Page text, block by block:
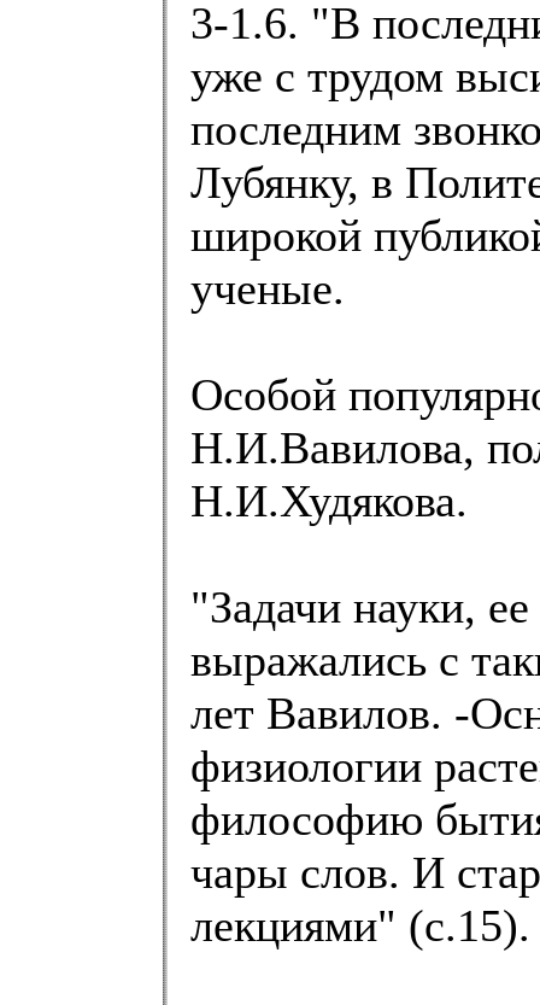
3-1.6. "В
уже с трудом
последним
Лубянку, в
широкой
ученые.
Особой
Н.И.Вавилова,
Н.И.Худякова.
"Задачи науки,
выражались с
лет Вавилов. -
физиологии
философию
чары слов. И
лекциями" (с.15).